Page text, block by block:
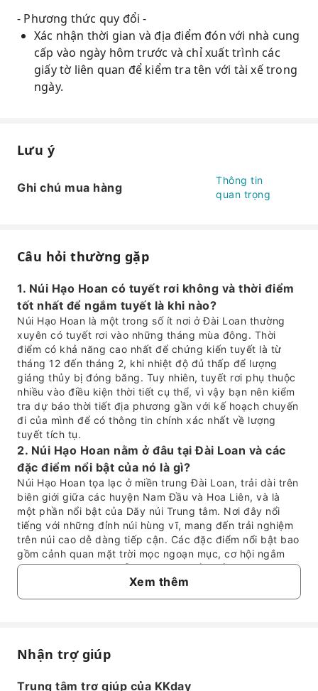
- Phương thức quy đổi -
Xác nhận thời gian và địa điểm đón với nhà cung
cấp vào ngày hôm trước và chỉ xuất trình các
giấy tờ liên quan để kiểm tra tên với tài xế trong
ngày.
Lưu ý
Ghi chú mua hàng
Thông tin
quan trọng
Câu hỏi thường gặp
1. Núi Hạo Hoan có tuyết rơi không và thời điểm
tốt nhất để ngắm tuyết là khi nào?
Núi Hạo Hoan là một trong số ít nơi ở Đài Loan thường
xuyên có tuyết rơi vào những tháng mùa đông. Thời
điểm có khả năng cao nhất để chứng kiến tuyết là từ
tháng 12 đến tháng 2, khi nhiệt độ đủ thấp để lượng
giáng thủy bị đóng băng. Tuy nhiên, tuyết rơi phụ thuộc
nhiều vào điều kiện thời tiết cụ thể, vì vậy bạn nên kiểm
tra dự báo thời tiết địa phương gần với kế hoạch chuyến
đi của mình để có thông tin chính xác nhất về lượng
tuyết tích tụ.
2. Núi Hạo Hoan nằm ở đâu tại Đài Loan và các
đặc điểm nổi bật của nó là gì?
Núi Hạo Hoan tọa lạc ở miền trung Đài Loan, trải dài trên
biên giới giữa các huyện Nam Đầu và Hoa Liên, và là
một phần nổi bật của Dãy núi Trung tâm. Nơi đây nổi
tiếng với những đỉnh núi hùng vĩ, mang đến trải nghiệm
trên núi cao dễ dàng tiếp cận. Các đặc điểm nổi bật bao
gồm cảnh quan mặt trời mọc ngoạn mục, cơ hội ngắm
sao tuyệt vời do ô nhiễm ánh sáng tối thiểu, hệ sinh thái
núi cao đa dạng và nhiều con đường mòn đi bộ ngắm
cảnh phù hợp với các cấp độ thể lực khác nhau.
khu vực lân cận như Nông trại Thanh Cảnh hoặc Đài
có tổ chức bao gồm dịch vụ trung chuyển thuận tiện là
Xem thêm
Câu hỏi thường gặp
Nhận trợ giúp
Trung tâm trợ giúp của KKday